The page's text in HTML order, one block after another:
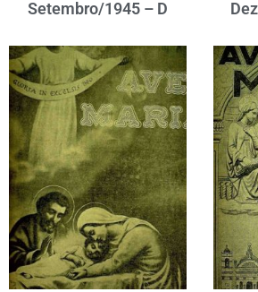
Setembro/1945 – D